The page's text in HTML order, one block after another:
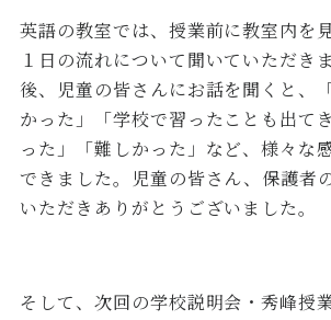
英語の教室では、授業前に教室内を
１日の流れについて聞いていただき
後、児童の皆さんにお話を聞くと、
かった」「学校で習ったことも出て
った」「難しかった」など、様々な
できました。児童の皆さん、保護者
いただきありがとうございました。
そして、次回の学校説明会・秀峰授